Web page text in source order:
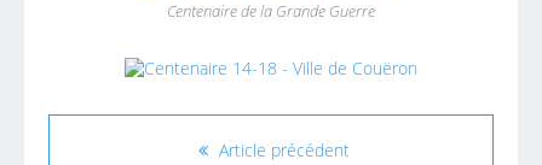
Centenaire de la Grande Guerre
Article précédent